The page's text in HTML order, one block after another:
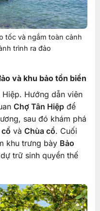
tốc và ngắm toàn cảnh
trình ra đảo
và khu bảo tồn biển
Hướng dẫn viên
Chợ Tân Hiệpđể
sau đó khám phá
và Chùa cổ. Cuối
khu trưng bày Bảo
trữ sinh quyển thế